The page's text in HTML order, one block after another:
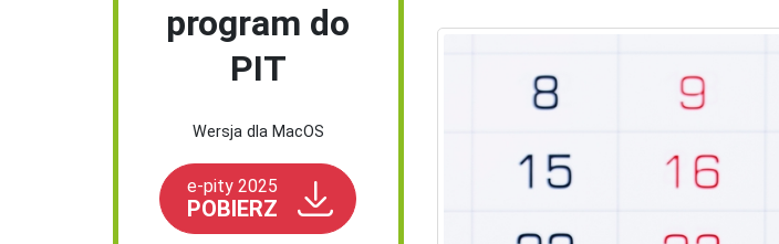
program do
PIT
Wersja dla MacOS
e-pity 2025
POBIERZ